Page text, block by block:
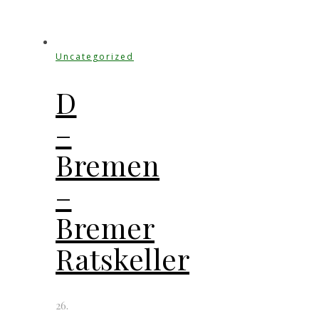
Uncategorized
D
–
Bremen
–
Bremer
Ratskeller
26.